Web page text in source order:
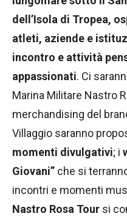
dell’Isola di Tropea,
atleti, aziende e
incontro e attività
appassionati. Ci
Marina Militare Nastro
merchandising del
Villaggio saranno
momenti divulgativi; i
Giovani” che si
incontri e momenti
Nastro Rosa Tour si